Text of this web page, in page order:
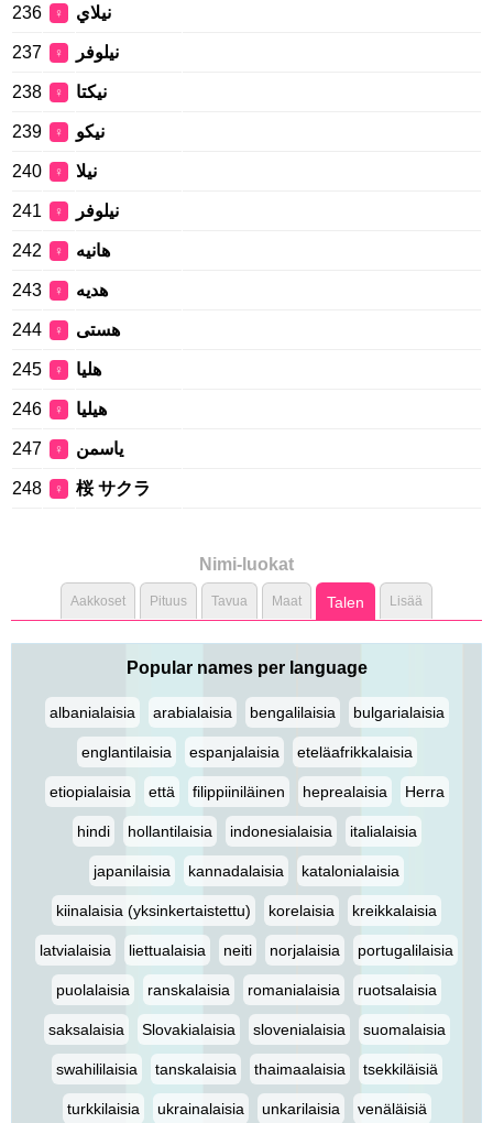
236 ♀ نيلاي
237 ♀ نيلوفر
238 ♀ نیکتا
239 ♀ نیکو
240 ♀ نیلا
241 ♀ نیلوفر
242 ♀ هانیه
243 ♀ هدیه
244 ♀ هستی
245 ♀ هليا
246 ♀ هيليا
247 ♀ یاسمن
248 ♀ 桜 サクラ
Nimi-luokat
Aakkoset Pituus Tavua Maat Talen Lisää
Popular names per language
albanialaisia arabialaisia bengalilaisia bulgarialaisia
englantilaisia espanjalaisia eteläafrikkalaisia
etiopialaisia että filippiiniläinen heprealaisia Herra
hindi hollantilaisia indonesialaisia italialaisia
japanilaisia kannadalaisia katalonialaisia
kiinalaisia (yksinkertaistettu) korelaisia kreikkalaisia
latvialaisia liettualaisia neiti norjalaisia portugalilaisia
puolalaisia ranskalaisia romanialaisia ruotsalaisia
saksalaisia Slovakialaisia slovenialaisia suomalaisia
swahililaisia tanskalaisia thaimaalaisia tsekkiläisiä
turkkilaisia ukrainalaisia unkarilaisia venäläisiä